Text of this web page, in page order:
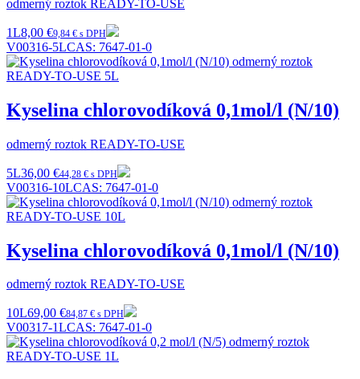
odmerný roztok READY-TO-USE
1L8,00 €9,84 € s DPH
V00316-5LCAS: 7647-01-0
Kyselina chlorovodíková 0,1mol/l (N/10)
odmerný roztok READY-TO-USE
5L36,00 €44,28 € s DPH
V00316-10LCAS: 7647-01-0
Kyselina chlorovodíková 0,1mol/l (N/10)
odmerný roztok READY-TO-USE
10L69,00 €84,87 € s DPH
V00317-1LCAS: 7647-01-0